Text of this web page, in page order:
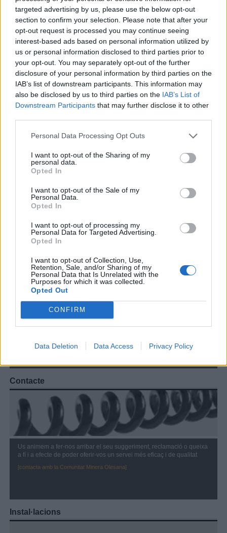
targeted advertising by us, please use the below opt-out
section to confirm your selection. Please note that after your
opt-out request is processed you may continue seeing
interest-based ads based on personal information utilized by
us or personal information disclosed to third parties prior to
your opt-out. You may separately opt-out of the further
disclosure of your personal information by third parties on the
IAB’s list of downstream participants. This information may
also be disclosed by us to third parties on the IAB’s List of
Downstream Participants that may further disclose it to other
Personal Data Processing Opt Outs
I want to opt-out of the Sharing of my
personal data.
Opted In
I want to opt-out of the Sale of my
Personal Data.
Opted In
I want to opt-out of processing my
Personal Data for Targeted Advertising.
Opted In
I want to opt-out of Collection, Use,
Retention, Sale, and/or Sharing of my
Personal Data that Is Unrelated with the
Purposes for which it was collected.
Opted Out
CONFIRM
Data Deletion Data Access Privacy Policy
Oficina Virtual
Per operar a l'oficina virtual ha de ser un usuari registrat.
Adreça electrònica
Clau de pas
Recordar contrasenya
Registra't
La Comunitat Minera Olesana és una Societat fundada l’any 1868
per un grup d’Olesans esperonats pel modernisme...
Atenció a l'abonat
Contractació de serveis
Reglament servei
Contacte
Us animem a fer-nos arribar el seu suggeriment, reclamació o queixa
a fí i a efecte de poder oferir-vos un servei més eficaç i de qualitat
[contacta amb la Comunitat Minera Olesana]
Instal·lacions